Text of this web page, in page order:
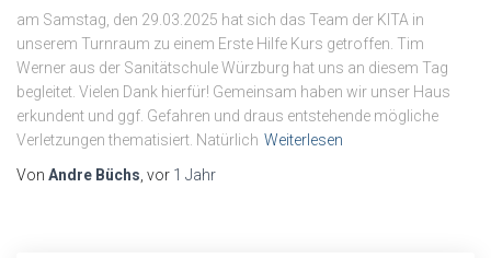
am Samstag, den 29.03.2025 hat sich das Team der KITA in
unserem Turnraum zu einem Erste Hilfe Kurs getroffen. Tim
Werner aus der Sanitätschule Würzburg hat uns an diesem Tag
begleitet. Vielen Dank hierfür! Gemeinsam haben wir unser Haus
erkundent und ggf. Gefahren und draus entstehende mögliche
Verletzungen thematisiert. Natürlich Weiterlesen
Von Andre Büchs, vor 1 Jahr